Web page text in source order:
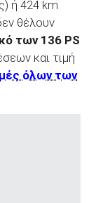
ή 424 km
θέλουν
των 136 PS
και τιμή
όλων των